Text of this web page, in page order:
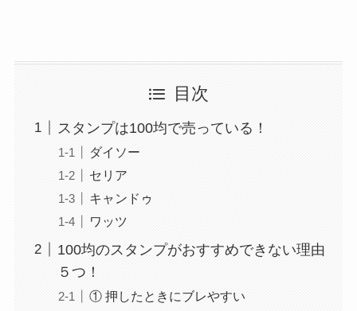
目次
スタンプは100均で売っている！
ダイソー
セリア
キャンドゥ
ワッツ
100均のスタンプがおすすめできない理由
５つ！
① 押したときにブレやすい